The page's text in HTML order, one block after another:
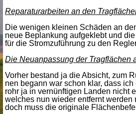
Reparaturarbeiten an den
Die wenigen kleinen Schäden an
neue Beplankung aufgeklebt und
für die Stromzuführung zu den
Die Neuanpassung der Tragflächen
Vorher bestand ja die Absicht, zum
nen begann war schon klar, dass
rohr ja in vernünftigen Landen nicht
welches nun wieder entfernt
doch muss die originale